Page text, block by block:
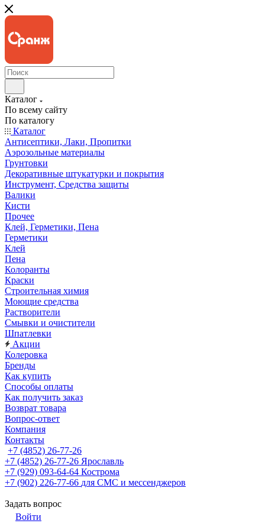
Каталог
По всему сайту
По каталогу
Каталог
Антисептики, Лаки, Пропитки
Аэрозольные материалы
Грунтовки
Декоративные штукатурки и покрытия
Инструмент, Средства защиты
Валики
Кисти
Прочее
Клей, Герметики, Пена
Герметики
Клей
Пена
Колоранты
Краски
Строительная химия
Моющие средства
Растворители
Смывки и очистители
Шпатлевки
Акции
Колеровка
Бренды
Как купить
Способы оплаты
Как получить заказ
Возврат товара
Вопрос-ответ
Компания
Контакты
+7 (4852) 26-77-26
+7 (4852) 26-77-26 Ярославль
+7 (929) 093-64-64 Кострома
+7 (902) 226-77-66 для СМС и мессенджеров
Задать вопрос
Войти